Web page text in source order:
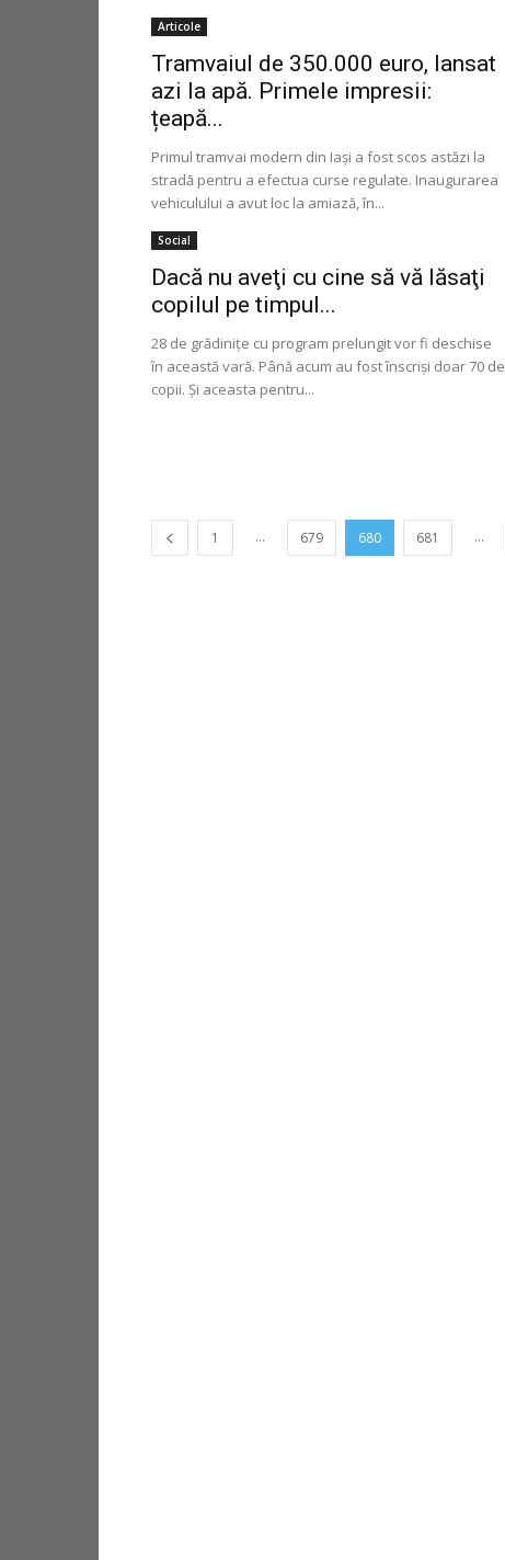
Articole
Tramvaiul de 350.000 euro, lansat
azi la apă. Primele impresii:
țeapă...
Primul tramvai modern din Iași a fost scos astăzi la
stradă pentru a efectua curse regulate. Inaugurarea
vehiculului a avut loc la amiază, în...
Social
Dacă nu aveţi cu cine să vă lăsaţi
copilul pe timpul...
28 de grădiniţe cu program prelungit vor fi deschise
în această vară. Până acum au fost înscrişi doar 70 de
copii. Şi aceasta pentru...
1 ... 679 680 681 ...